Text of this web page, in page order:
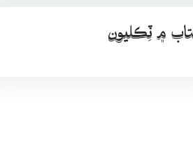
۾ ٽِڪليون